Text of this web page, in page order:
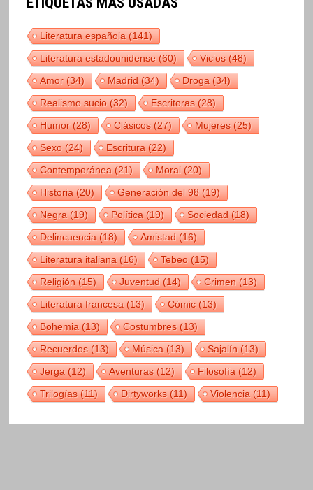
Literatura española(141)
Literatura estadounidense(60) Vicios(48)
Amor(34) Madrid(34) Droga(34)
Realismo sucio(32) Escritoras(28)
Humor(28) Clásicos(27) Mujeres(25)
Sexo(24) Escritura(22)
Contemporánea(21) Moral(20)
Historia(20) Generación del 98(19)
Negra(19) Política(19) Sociedad(18)
Delincuencia(18) Amistad(16)
Literatura italiana(16) Tebeo(15)
Religión(15) Juventud(14) Crimen(13)
Literatura francesa(13) Cómic(13)
Bohemia(13) Costumbres(13)
Recuerdos(13) Música(13) Sajalín(13)
Jerga(12) Aventuras(12) Filosofía(12)
Trilogías(11) Dirtyworks(11) Violencia(11)